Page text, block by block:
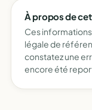
À propos de
Ces
légale de
constatez une
encore été